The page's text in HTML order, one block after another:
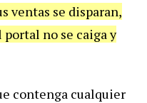
ventas se disparan,
no se caiga y
contenga cualquier